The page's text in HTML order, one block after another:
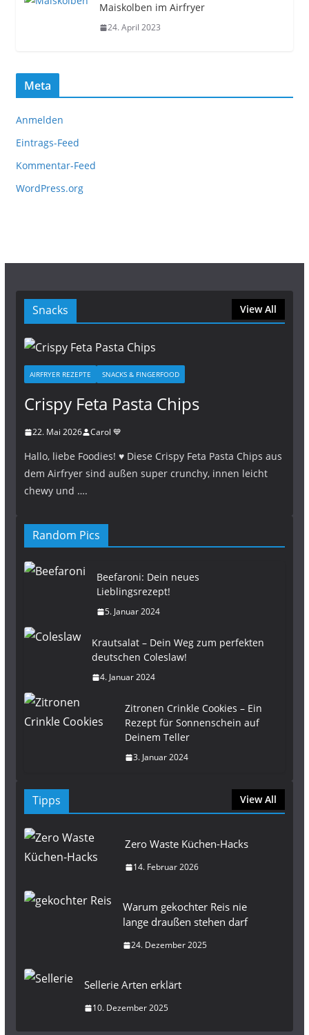
Maiskolben im Airfryer
24. April 2023
Meta
Anmelden
Eintrags-Feed
Kommentar-Feed
WordPress.org
Snacks View All
AIRFRYER REZEPTE SNACKS & FINGERFOOD
Crispy Feta Pasta Chips
22. Mai 2026 Carol 💙
Hallo, liebe Foodies! ♥︎ Diese Crispy Feta Pasta Chips aus
dem Airfryer sind außen super crunchy, innen leicht
chewy und ….
Random Pics
Beefaroni: Dein neues
Lieblingsrezept!
5. Januar 2024
Krautsalat – Dein Weg zum perfekten
deutschen Coleslaw!
4. Januar 2024
Zitronen Crinkle Cookies – Ein
Rezept für Sonnenschein auf
Deinem Teller
3. Januar 2024
Tipps View All
Zero Waste Küchen-Hacks
14. Februar 2026
Warum gekochter Reis nie
lange draußen stehen darf
24. Dezember 2025
Sellerie Arten erklärt
10. Dezember 2025